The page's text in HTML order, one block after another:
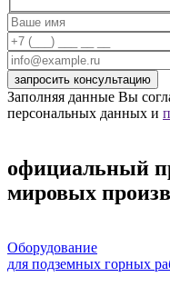
Заполняя данные Вы
персональных данных и
официальный
мировых
Оборудование
для подземных горных